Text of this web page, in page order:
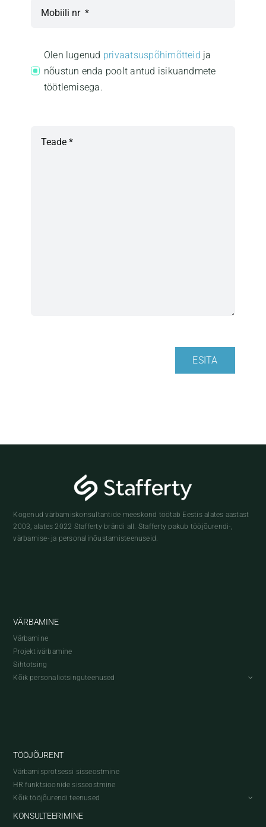
Olen lugenud privaatsuspõhimõtteid ja
nõustun enda poolt antud isikuandmete
töötlemisega.
ESITA
Kogenud värbamiskonsultantide meeskond töötab Eestis alates aastast
2003, alates 2022 Stafferty brändi all. Stafferty pakub tööjõurendi-,
värbamise- ja personalinõustamisteenuseid.
VÄRBAMINE
Värbamine
Projektivärbamine
Sihtotsing
Kõik personaliotsinguteenused
TÖÖJÕURENT
Värbamisprotsessi sisseostmine
HR funktsioonide sisseostmine
Kõik tööjõurendi teenused
KONSULTEERIMINE